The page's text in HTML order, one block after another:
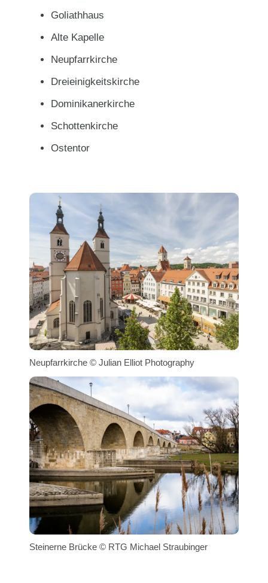
Goliathhaus
Alte Kapelle
Neupfarrkirche
Dreieinigkeitskirche
Dominikanerkirche
Schottenkirche
Ostentor
Neupfarrkirche © Julian Elliot Photography
Steinerne Brücke © RTG Michael Straubinger